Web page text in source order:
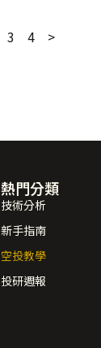
3 4 >
熱門分類
技術分析
新手指南
空投教學
投研週報